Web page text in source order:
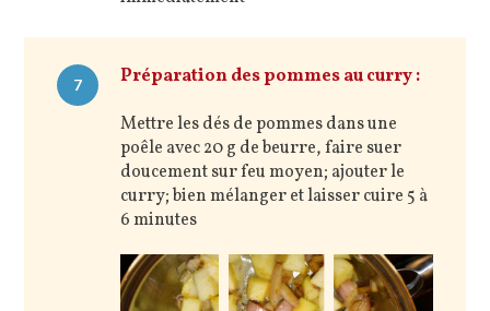
7
Préparation des pommes au curry :
Mettre les dés de pommes dans une
poêle avec 20 g de beurre, faire suer
doucement sur feu moyen; ajouter le
curry; bien mélanger et laisser cuire 5 à
6 minutes